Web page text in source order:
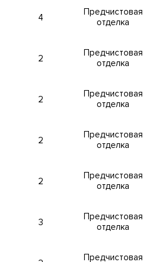
Станислава
неоимпериализма и
Киевская. Адрес: улица 1-й
Библиотека. Салон красоты.
4
Предчистовая
отделка
2
Предчистовая
отделка
2
Предчистовая
отделка
2
Предчистовая
отделка
2
Предчистовая
отделка
3
Предчистовая
отделка
Предчистовая